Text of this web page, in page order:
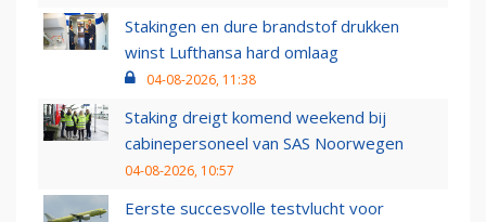
Stakingen en dure brandstof drukken
winst Lufthansa hard omlaag
04-08-2026, 11:38
Staking dreigt komend weekend bij
cabinepersoneel van SAS Noorwegen
04-08-2026, 10:57
Eerste succesvolle testvlucht voor